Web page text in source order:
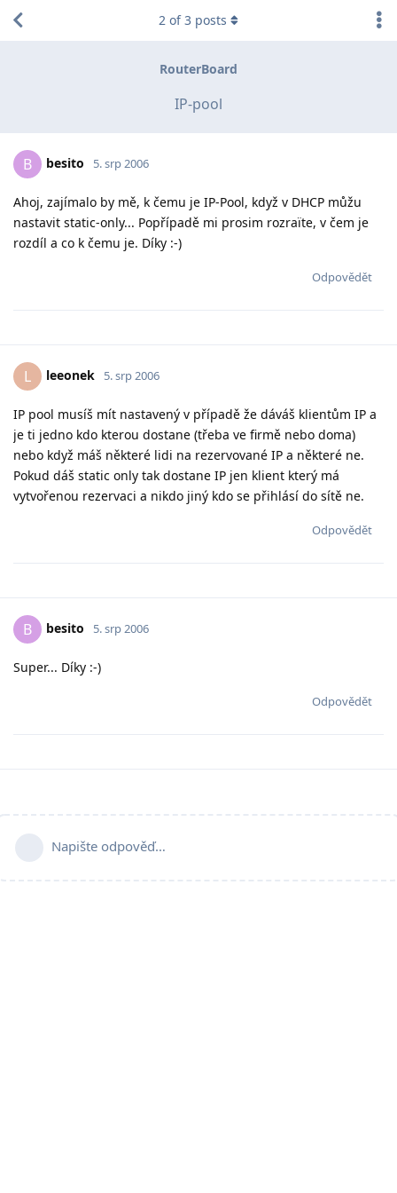
RouterBoard
IP-pool
2 of3 posts
B besito 5. srp 2006
Ahoj, zajímalo by mě, k čemu je IP-Pool, když v DHCP můžu
nastavit static-only... Popřípadě mi prosim rozraïte, v čem je
rozdíl a co k čemu je. Díky :-)
Odpovědět
L leeonek 5. srp 2006
IP pool musíš mít nastavený v případě že dáváš klientům IP a
je ti jedno kdo kterou dostane (třeba ve firmě nebo doma)
nebo když máš některé lidi na rezervované IP a některé ne.
Pokud dáš static only tak dostane IP jen klient který má
vytvořenou rezervaci a nikdo jiný kdo se přihlásí do sítě ne.
Odpovědět
B besito 5. srp 2006
Super... Díky :-)
Odpovědět
Napište odpověď…